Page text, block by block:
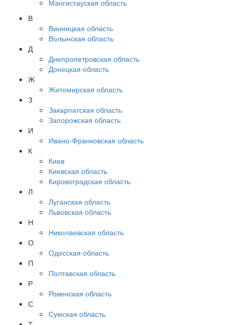
Мангистауская область
В
Винницкая область
Волынская область
Д
Днепропетровская область
Донецкая область
Ж
Житомирская область
З
Закарпатская область
Запорожская область
И
Ивано-Франковская область
К
Киев
Киевская область
Кировоградская область
Л
Луганская область
Львовская область
Н
Николаевская область
О
Одесская область
П
Полтавская область
Р
Ровенская область
С
Сумская область